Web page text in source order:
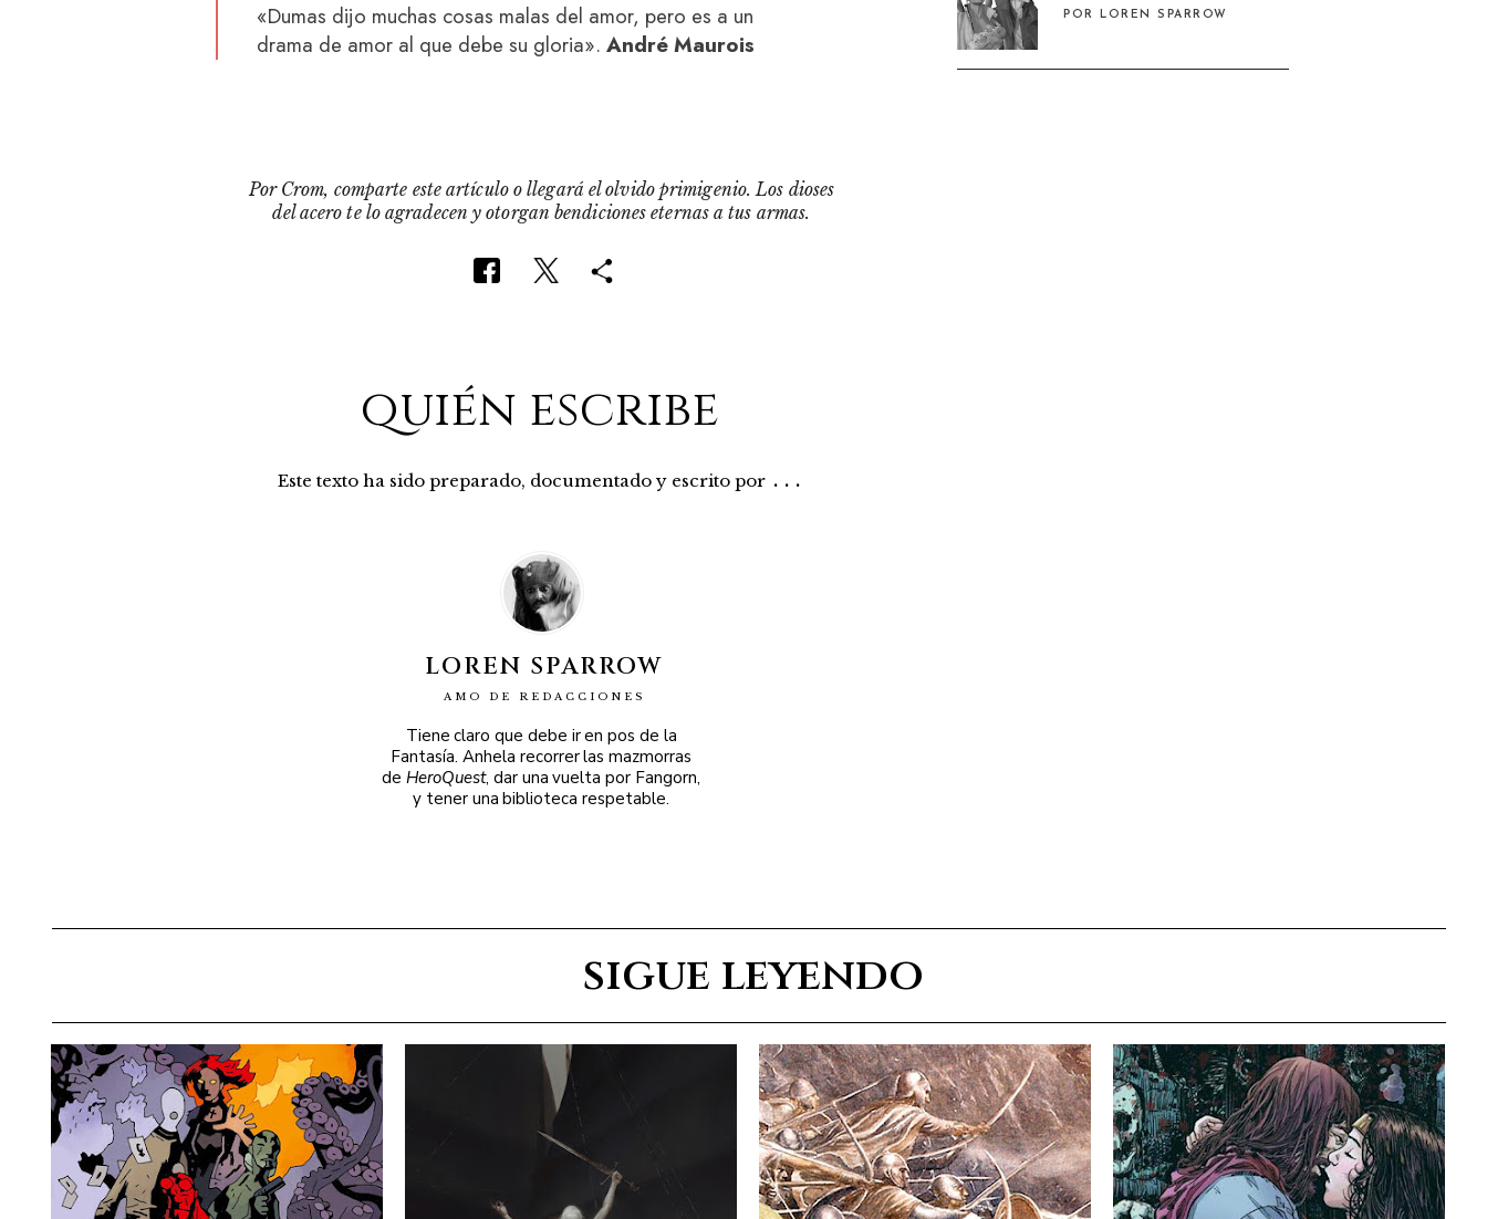
POR LOREN SPARROW
«Dumas dijo muchas cosas malas del amor, pero es a un
drama de amor al que debe su gloria». André Maurois
Por Crom, comparte este artículo o llegará el olvido primigenio. Los dioses
del acero te lo agradecen y otorgan bendiciones eternas a tus armas.
quién escribe
Este texto ha sido preparado, documentado y escrito por ...
LOREN SPARROW
AMO DE REDACCIONES
Tiene claro que debe ir en pos de la
Fantasía. Anhela recorrer las mazmorras
de HeroQuest, dar una vuelta por Fangorn,
y tener una biblioteca respetable.
sigue leyendo